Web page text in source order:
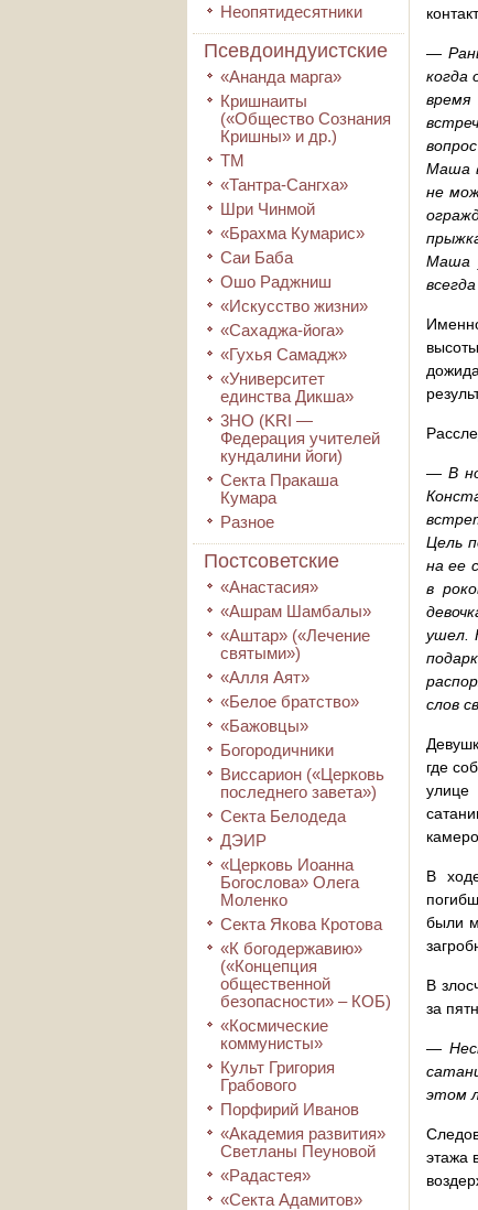
Неопятидесятники
Псевдоиндуистские
«Ананда марга»
Кришнаиты
(«Общество Сознания
Кришны» и др.)
ТМ
«Тантра-Сангха»
Шри Чинмой
«Брахма Кумарис»
Саи Баба
Ошо Раджниш
«Искусство жизни»
«Сахаджа-йога»
«Гухья Самадж»
«Университет
единства Дикша»
3HO (KRI ―
Федерация учителей
кундалини йоги)
Секта Пракаша
Кумара
Разное
Постсоветские
«Анастасия»
«Ашрам Шамбалы»
«Аштар» («Лечение
святыми»)
«Алля Аят»
«Белое братство»
«Бажовцы»
Богородичники
Виссарион («Церковь
последнего завета»)
Секта Белодеда
ДЭИР
«Церковь Иоанна
Богослова» Олега
Моленко
Секта Якова Кротова
«К богодержавию»
(«Концепция
общественной
безопасности» – КОБ)
«Космические
коммунисты»
Культ Григория
Грабового
Порфирий Иванов
«Академия развития»
Светланы Пеуновой
«Радастея»
«Секта Адамитов»
—
когда
Маша
не
Маша
— В
Цель
на ее
в
ушел.
слов
где
улице
В
были
В
за
—
этом
этажа